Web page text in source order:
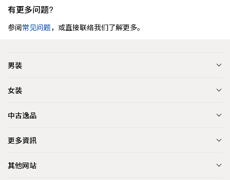
有更多问题?
参阅常见问题，或直接联络我们了解更多。
男装
女装
中古逸品
更多資訊
其他网站